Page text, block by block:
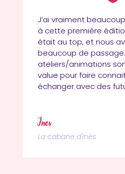
J’ai vraiment
à cette première
était au top, et nous
beaucoup de
ateliers/animations
value pour faire
échanger avec des
Inès
La cabane d'Inès